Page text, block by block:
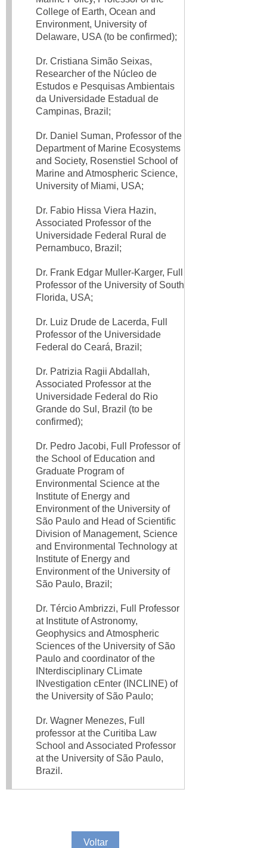
College of Earth, Ocean and
Environment, University of
Delaware, USA (to be confirmed);
Dr. Cristiana Simão Seixas,
Researcher of the Núcleo de
Estudos e Pesquisas Ambientais
da Universidade Estadual de
Campinas, Brazil;
Dr. Daniel Suman, Professor of the
Department of Marine Ecosystems
and Society, Rosenstiel School of
Marine and Atmospheric Science,
University of Miami, USA;
Dr. Fabio Hissa Viera Hazin,
Associated Professor of the
Universidade Federal Rural de
Pernambuco, Brazil;
Dr. Frank Edgar Muller-Karger, Full
Professor of the University of South
Florida, USA;
Dr. Luiz Drude de Lacerda, Full
Professor of the Universidade
Federal do Ceará, Brazil;
Dr. Patrizia Ragii Abdallah,
Associated Professor at the
Universidade Federal do Rio
Grande do Sul, Brazil (to be
confirmed);
Dr. Pedro Jacobi, Full Professor of
the School of Education and
Graduate Program of
Environmental Science at the
Institute of Energy and
Environment of the University of
São Paulo and Head of Scientific
Division of Management, Science
and Environmental Technology at
Institute of Energy and
Environment of the University of
São Paulo, Brazil;
Dr. Tércio Ambrizzi, Full Professor
at Institute of Astronomy,
Geophysics and Atmospheric
Sciences of the University of São
Paulo and coordinator of the
INterdisciplinary CLimate
INvestigation cEnter (INCLINE) of
the University of São Paulo;
Dr. Wagner Menezes, Full
professor at the Curitiba Law
School and Associated Professor
at the University of São Paulo,
Brazil.
Voltar